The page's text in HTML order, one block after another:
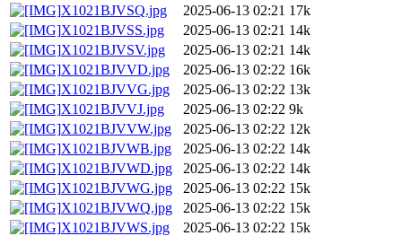
X1021BJVSQ.jpg
2025-06-13 02:21 17k
X1021BJVSS.jpg
2025-06-13 02:21 14k
X1021BJVSV.jpg
2025-06-13 02:21 14k
X1021BJVVD.jpg
2025-06-13 02:22 16k
X1021BJVVG.jpg
2025-06-13 02:22 13k
X1021BJVVJ.jpg
2025-06-13 02:22 9k
X1021BJVVW.jpg
2025-06-13 02:22 12k
X1021BJVWB.jpg
2025-06-13 02:22 14k
X1021BJVWD.jpg
2025-06-13 02:22 14k
X1021BJVWG.jpg
2025-06-13 02:22 15k
X1021BJVWQ.jpg
2025-06-13 02:22 15k
X1021BJVWS.jpg
2025-06-13 02:22 15k